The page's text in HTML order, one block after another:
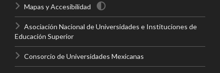
Mapas y Accesibilidad
Asociación Nacional de Universidades e Instituciones de
Educación Superior
Consorcio de Universidades Mexicanas